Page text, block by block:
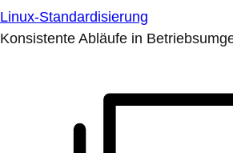
Linux-Standardisierung
Konsistente Abläufe in